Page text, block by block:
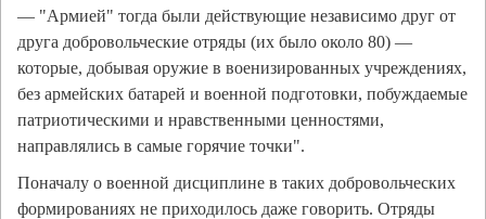
— "Армией" тогда были действующие независимо друг от
друга добровольческие отряды (их было около 80) —
которые, добывая оружие в военизированных учреждениях,
без армейских батарей и военной подготовки, побуждаемые
патриотическими и нравственными ценностями,
направлялись в самые горячие точки".
Поначалу о военной дисциплине в таких добровольческих
формированиях не приходилось даже говорить. Отряды